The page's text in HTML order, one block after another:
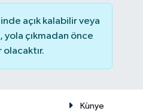
açık kalabilir veya
çıkmadan önce
Künye